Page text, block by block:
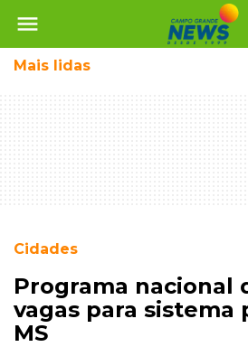
menu
Mais lidas
Cidades
Programa nacional
vagas para sistema
MS